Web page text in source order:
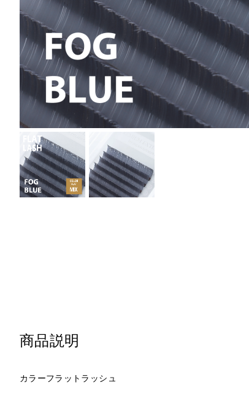
商品説明
カラーフラットラッシュ